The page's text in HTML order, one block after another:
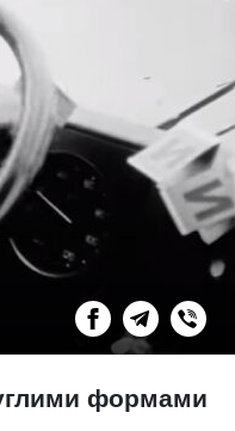
формами